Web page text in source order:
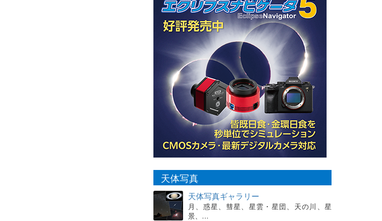
天体写真
天体写真ギャラリー
月、惑星、彗星、星雲・星団、天の川、星
景、…